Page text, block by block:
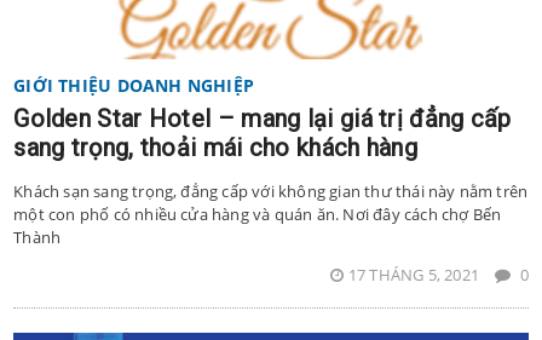
GIỚI THIỆU DOANH NGHIỆP
Golden Star Hotel – mang lại giá trị đẳng cấp
sang trọng, thoải mái cho khách hàng
Khách sạn sang trọng, đẳng cấp với không gian thư thái này nằm trên
một con phố có nhiều cửa hàng và quán ăn. Nơi đây cách chợ Bến
Thành
17 THÁNG 5, 2021
0